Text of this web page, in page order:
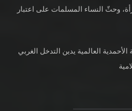
وحثّ النساء المسلمات على اعتبار
الأحمدية العالمية يدين التدخل الغربي